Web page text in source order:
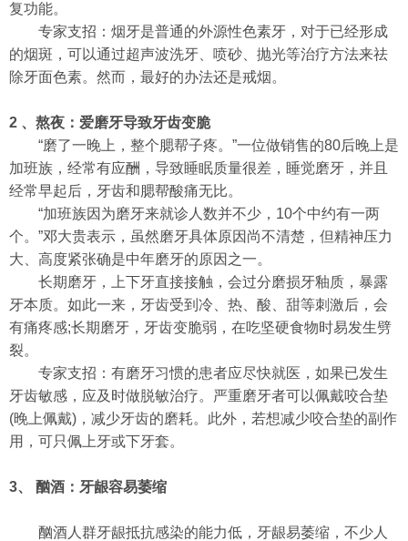
复功能。
专家支招：烟牙是普通的外源性色素牙，对于已经形成
的烟斑，可以通过超声波洗牙、喷砂、抛光等治疗方法来祛
除牙面色素。然而，最好的办法还是戒烟。
2 、熬夜：爱磨牙导致牙齿变脆
“磨了一晚上，整个腮帮子疼。”一位做销售的80后晚上是
加班族，经常有应酬，导致睡眠质量很差，睡觉磨牙，并且
经常早起后，牙齿和腮帮酸痛无比。
“加班族因为磨牙来就诊人数并不少，10个中约有一两
个。”邓大贵表示，虽然磨牙具体原因尚不清楚，但精神压力
大、高度紧张确是中年磨牙的原因之一。
长期磨牙，上下牙直接接触，会过分磨损牙釉质，暴露
牙本质。如此一来，牙齿受到冷、热、酸、甜等刺激后，会
有痛疼感;长期磨牙，牙齿变脆弱，在吃坚硬食物时易发生劈
裂。
专家支招：有磨牙习惯的患者应尽快就医，如果已发生
牙齿敏感，应及时做脱敏治疗。严重磨牙者可以佩戴咬合垫
(晚上佩戴)，减少牙齿的磨耗。此外，若想减少咬合垫的副作
用，可只佩上牙或下牙套。
3、 酗酒：牙龈容易萎缩
酗酒人群牙龈抵抗感染的能力低，牙龈易萎缩，不少人